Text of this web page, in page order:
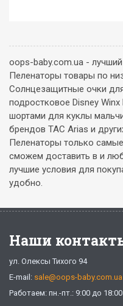
oops-baby.com.ua -
Пеленаторы товары по
Солнцезащитные очки
подростковое Disney
шортами для куклы
брендов TAC Arias и
Пеленаторы только
сможем доставить в и
лучшие условия для
удобно.
Наши
ул. Олексы Тихого 94
E-mail: sale@oops-baby.com.ua
Работаем: пн.-пт.: 9:00 до 18:00